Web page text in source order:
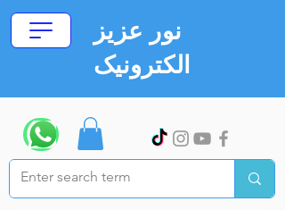
نور عزیز
الکترونیک